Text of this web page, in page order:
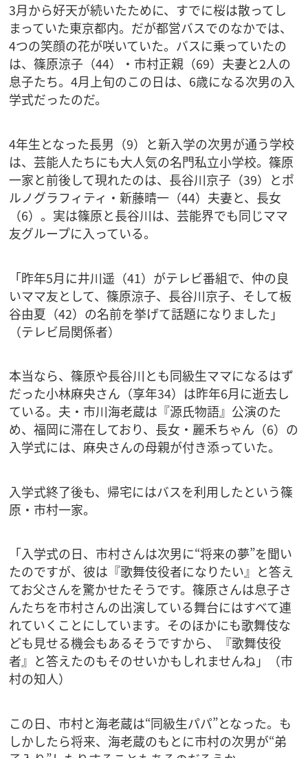
3月から好天が続いたために、すでに桜は散ってし
まっていた東京都内。だが都営バスでのなかでは、
4つの笑顔の花が咲いていた。バスに乗っていたの
は、篠原涼子（44）・市村正親（69）夫妻と2人の
息子たち。4月上旬のこの日は、6歳になる次男の入
学式だったのだ。
4年生となった長男（9）と新入学の次男が通う学校
は、芸能人たちにも大人気の名門私立小学校。篠原
一家と前後して現れたのは、長谷川京子（39）とポ
ルノグラフィティ・新藤晴一（44）夫妻と、長女
（6）。実は篠原と長谷川は、芸能界でも同じママ
友グループに入っている。
「昨年5月に井川遥（41）がテレビ番組で、仲の良
いママ友として、篠原涼子、長谷川京子、そして板
谷由夏（42）の名前を挙げて話題になりました」
（テレビ局関係者）
本当なら、篠原や長谷川とも同級生ママになるはず
だった小林麻央さん（享年34）は昨年6月に逝去し
ている。夫・市川海老蔵は『源氏物語』公演のた
め、福岡に滞在しており、長女・麗禾ちゃん（6）の
入学式には、麻央さんの母親が付き添っていた。
入学式終了後も、帰宅にはバスを利用したという篠
原・市村一家。
「入学式の日、市村さんは次男に“将来の夢”を聞い
たのですが、彼は『歌舞伎役者になりたい』と答え
てお父さんを驚かせたそうです。篠原さんは息子さ
んたちを市村さんの出演している舞台にはすべて連
れていくことにしています。そのほかにも歌舞伎な
ども見せる機会もあるそうですから、『歌舞伎役
者』と答えたのもそのせいかもしれませんね」（市
村の知人）
この日、市村と海老蔵は“同級生パパ”となった。も
しかしたら将来、海老蔵のもとに市村の次男が“弟